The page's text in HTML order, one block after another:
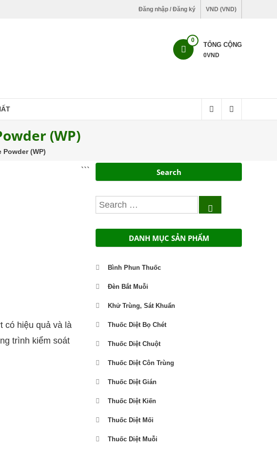
Đăng nhập / Đăng ký VND (VND)
0
TỔNG CỘNG
0VND
(WP)
(WP)
có hiệu quả và là
trình kiểm soát
Search
Search
DANH MỤC SẢN PHẨM
Bình Phun Thuốc
Đèn Bắt Muỗi
Khử Trùng, Sát Khuẩn
Thuốc Diệt Bọ Chét
Thuốc Diệt Chuột
Thuốc Diệt Côn Trùng
Thuốc Diệt Gián
Thuốc Diệt Kiến
Thuốc Diệt Mối
Thuốc Diệt Muỗi
```